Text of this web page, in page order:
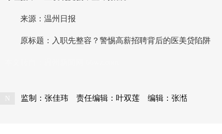
来源：温州日报
原标题：入职先整容？警惕高薪招聘背后的医美贷陷阱
N 监制：张佳玮 责任编辑：叶双莲 编辑：张湉